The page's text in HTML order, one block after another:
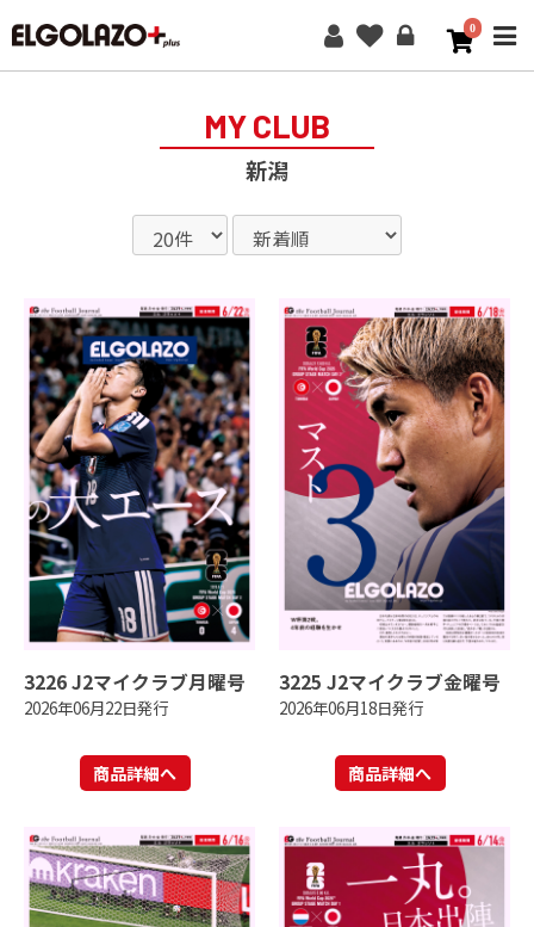
0
MY CLUB
新潟
3226 J2マイクラブ月曜号
2026年06月22日発行
商品詳細へ
3225 J2マイクラブ金曜号
2026年06月18日発行
商品詳細へ